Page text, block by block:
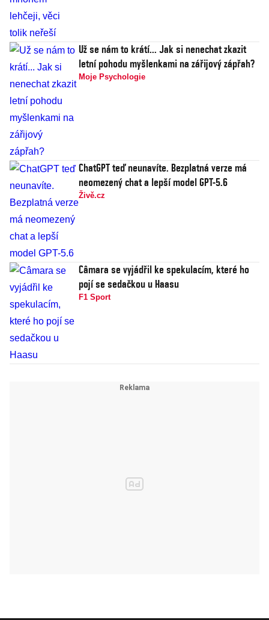
Už se nám to krátí... Jak si nenechat zkazit
letní pohodu myšlenkami na zářijový zápřah?
Moje Psychologie
ChatGPT teď neunavíte. Bezplatná verze má
neomezený chat a lepší model GPT-5.6
Živě.cz
Câmara se vyjádřil ke spekulacím, které ho
pojí se sedačkou u Haasu
F1 Sport